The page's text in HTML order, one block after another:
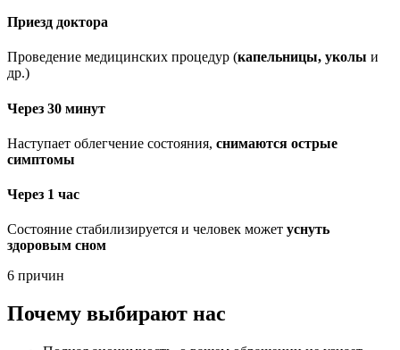
Приезд доктора
Проведение медицинских процедур (капельницы, уколы и
др.)
Через 30 минут
Наступает облегчение состояния, снимаются острые
симптомы
Через 1 час
Состояние стабилизируется и человек может уснуть
здоровым сном
6 причин
Почему выбирают нас